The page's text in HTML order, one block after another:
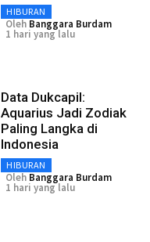
HIBURAN
Oleh Banggara Burdam
1 hari yang lalu
Data Dukcapil:
Aquarius Jadi Zodiak
Paling Langka di
Indonesia
HIBURAN
Oleh Banggara Burdam
1 hari yang lalu